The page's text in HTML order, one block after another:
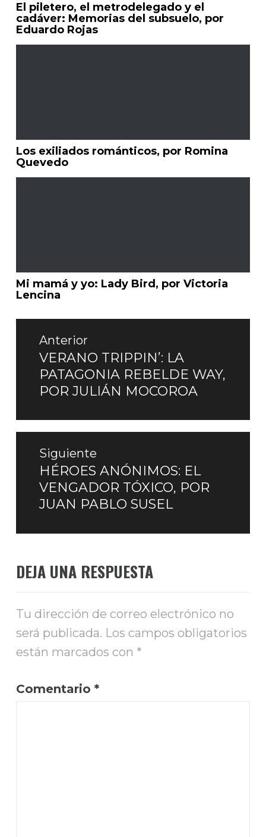
El piletero, el metrodelegado y el
cadáver: Memorias del subsuelo, por
Eduardo Rojas
Los exiliados románticos, por Romina
Quevedo
Mi mamá y yo: Lady Bird, por Victoria
Lencina
Navegación
entradas
Anterior
Entrada
anterior:
VERANO TRIPPIN’: LA
PATAGONIA REBELDE WAY,
POR JULIÁN MOCOROA
Siguiente
Entrada
siguiente:
HÉROES ANÓNIMOS: EL
VENGADOR TÓXICO, POR
JUAN PABLO SUSEL
DEJA UNA RESPUESTA
Tu dirección de correo electrónico no
será publicada. Los campos obligatorios
están marcados con *
Comentario *